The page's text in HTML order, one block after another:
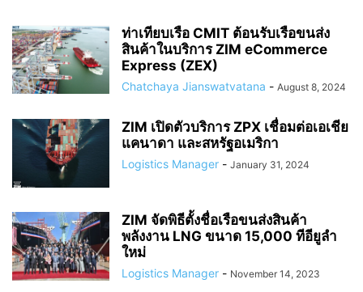
ท่าเทียบเรือ CMIT ต้อนรับเรือขนส่ง
สินค้าในบริการ ZIM eCommerce
Express (ZEX)
Chatchaya Jianswatvatana - August 8, 2024
ZIM เปิดตัวบริการ ZPX เชื่อมต่อเอเชีย
แคนาดา และสหรัฐอเมริกา
Logistics Manager - January 31, 2024
ZIM จัดพิธีตั้งชื่อเรือขนส่งสินค้า
พลังงาน LNG ขนาด 15,000 ทีอียูลำ
ใหม่
Logistics Manager - November 14, 2023